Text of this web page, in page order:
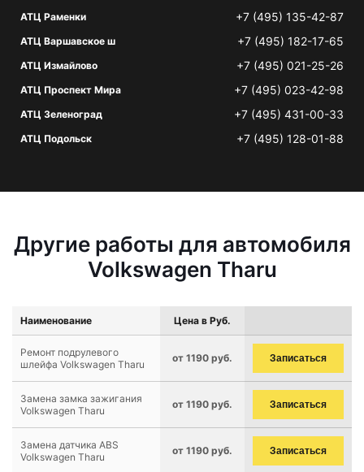
АТЦ Раменки +7 (495) 135-42-87
АТЦ Варшавское ш +7 (495) 182-17-65
АТЦ Измайлово +7 (495) 021-25-26
АТЦ Проспект Мира +7 (495) 023-42-98
АТЦ Зеленоград +7 (495) 431-00-33
АТЦ Подольск +7 (495) 128-01-88
Другие работы для автомобиля
Volkswagen Tharu
Наименование Цена в Руб.
Ремонт подрулевого
шлейфа Volkswagen Tharu
от 1190 руб. Записаться
Замена замка зажигания
Volkswagen Tharu
от 1190 руб. Записаться
Замена датчика ABS
Volkswagen Tharu
от 1190 руб. Записаться